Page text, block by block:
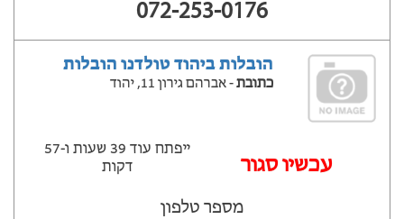
072-253-0176
הובלות ביהוד טולדנו הובלות
כתובת- אברהם גירון 11, יהוד
עכשיו סגור
ייפתח עוד 39 שעות ‫ו-57
דקות
מספר טלפון